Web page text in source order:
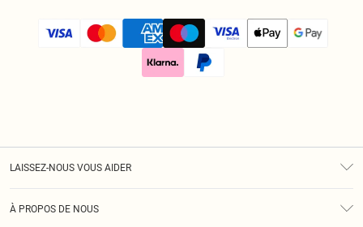
LAISSEZ-NOUS VOUS AIDER
À PROPOS DE NOUS